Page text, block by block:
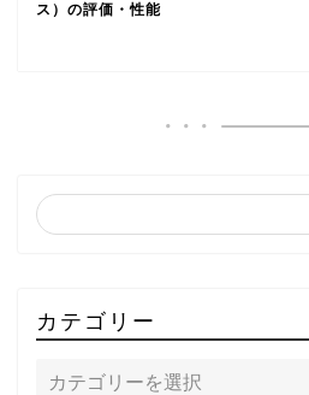
ス）の評価・性能
カテゴリー